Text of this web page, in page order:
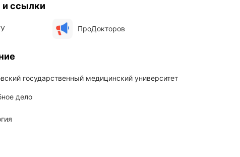
и ссылки
ПроДокторов
государственный медицинский университет
дело